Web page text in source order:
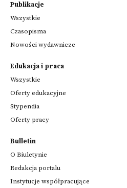
Publikacje
Wszystkie
Czasopisma
Nowości wydawnicze
Edukacja i praca
Wszystkie
Oferty edukacyjne
Stypendia
Oferty pracy
Bulletin
O Biuletynie
Redakcja portalu
Instytucje współpracujące